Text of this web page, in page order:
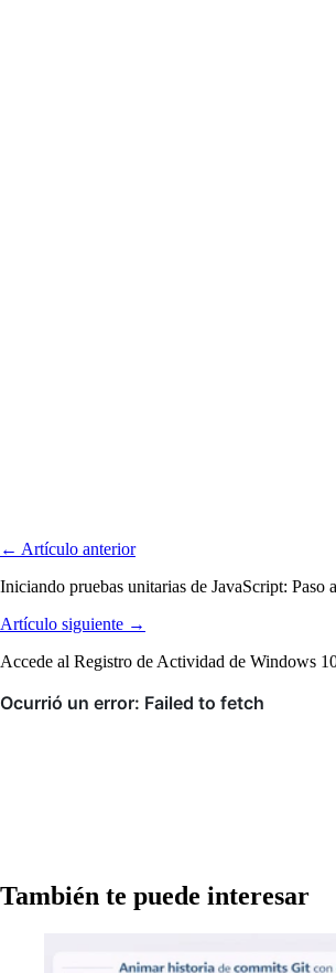
← Artículo anterior
Iniciando pruebas unitarias de JavaScript: Paso
Artículo siguiente →
Accede al Registro de Actividad de Windows
También te puede interesar